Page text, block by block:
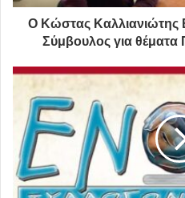
ΠΗΓΗ: tvxs.gr
έγγραφο
εμπιστευτικό
Ο Κώστας Καλλιανιώτης
Σύμβουλος για θέματα